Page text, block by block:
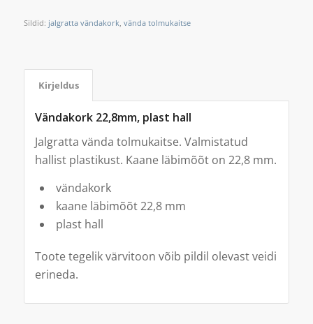
Sildid: jalgratta vändakork vända tolmukaitse
Kirjeldus
Vändakork 22,8mm, plast hall
Jalgratta vända tolmukaitse. Valmistatud
hallist plastikust. Kaane läbimõõt on 22,8 mm.
vändakork
kaane läbimõõt 22,8 mm
plast hall
Toote tegelik värvitoon võib pildil olevast veidi
erineda.